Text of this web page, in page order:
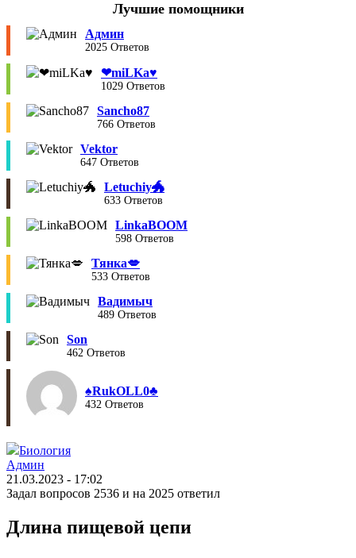
Лучшие помощники
Админ
2025 Ответов
❤︎miLKa♥︎
1029 Ответов
Sancho87
766 Ответов
Vektor
647 Ответов
Letuchiy🐲
633 Ответов
LinkaBOOM
598 Ответов
Тянка💋
533 Ответов
Вадимыч
489 Ответов
Son
462 Ответов
♠︎RukOLL0♣︎
432 Ответов
Биология
Админ
21.03.2023 - 17:02
Задал вопросов 2536 и на 2025 ответил
Длина пищевой цепи